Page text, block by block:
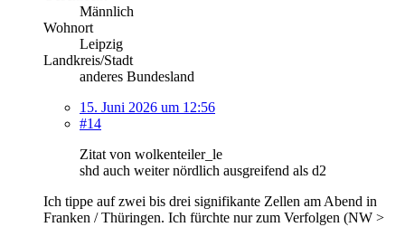
Männlich
Wohnort
Leipzig
Landkreis/Stadt
anderes Bundesland
15. Juni 2026 um 12:56
#14
Zitat von wolkenteiler_le
shd auch weiter nördlich ausgreifend als d2
Ich tippe auf zwei bis drei signifikante Zellen am Abend in
Franken / Thüringen. Ich fürchte nur zum Verfolgen (NW >